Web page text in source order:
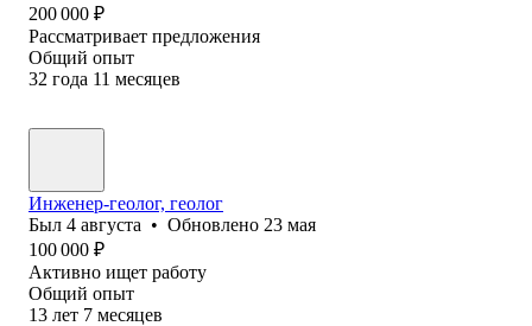
200 000 ₽
Рассматривает предложения
Общий опыт
32 года 11 месяцев
Инженер-геолог, геолог
Был 4 августа • Обновлено 23 мая
100 000 ₽
Активно ищет работу
Общий опыт
13 лет 7 месяцев